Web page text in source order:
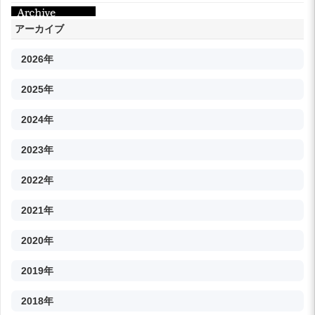
アーカイブ
2026年
2025年
2024年
2023年
2022年
2021年
2020年
2019年
2018年